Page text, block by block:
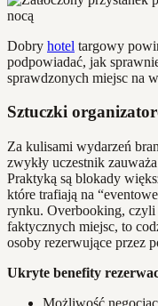
Dobry hotel targowy
podpowiadać, jak
sprawdzonych miejsc na
Sztuczki
Za kulisami wydarzeń
zwykły uczestnik
Praktyką są blokady
które trafiają na
rynku. Overbooking, czyli
faktycznych miejsc, to
osoby rezerwujące przez
Ukryte benefity
Możliwość